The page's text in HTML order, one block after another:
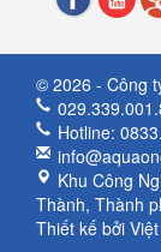
© 2026 - Công
Hotline:
Khu Công
Thành, Thành
Thiết kế bởi